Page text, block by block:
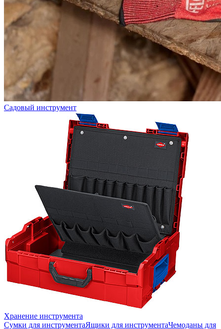
Садовый инструмент
Хранение инструмента
Сумки для инструментаЯщики для инструментаЧемоданы для